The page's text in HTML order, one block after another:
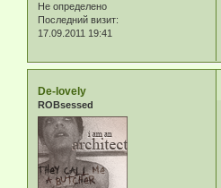
Не определено
Последний визит:
17.09.2011 19:41
De-lovely
ROBsessed